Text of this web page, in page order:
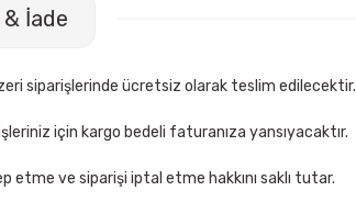
Sepete Ekle
İade
siparişlerinde ücretsiz olarak teslim edilecektir.
için kargo bedeli faturanıza yansıyacaktır.
ve siparişi iptal etme hakkını saklı tutar.